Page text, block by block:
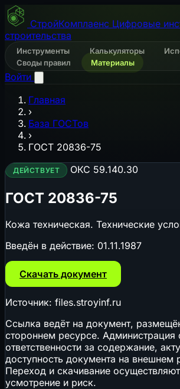
СтройКомплаенс Цифровые
строительства
Инструменты Калькуляторы
Своды правил
Материалы
Войти
Главная
›
База ГОСТов
›
ГОСТ 20836-75
ДЕЙСТВУЕТ ОКС 59.140.30
ГОСТ 20836-75
Кожа техническая. Технические
Введён в действие: 01.11.1987
Скачать документ
Источник: files.stroyinf.ru
Ссылка ведёт на документ,
стороннем ресурсе. Администрация
ответственности за содержание,
доступность документа на внешнем
Переход и скачивание
усмотрение и риск.